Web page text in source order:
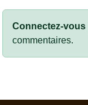
Connectez-vous
commentaires.